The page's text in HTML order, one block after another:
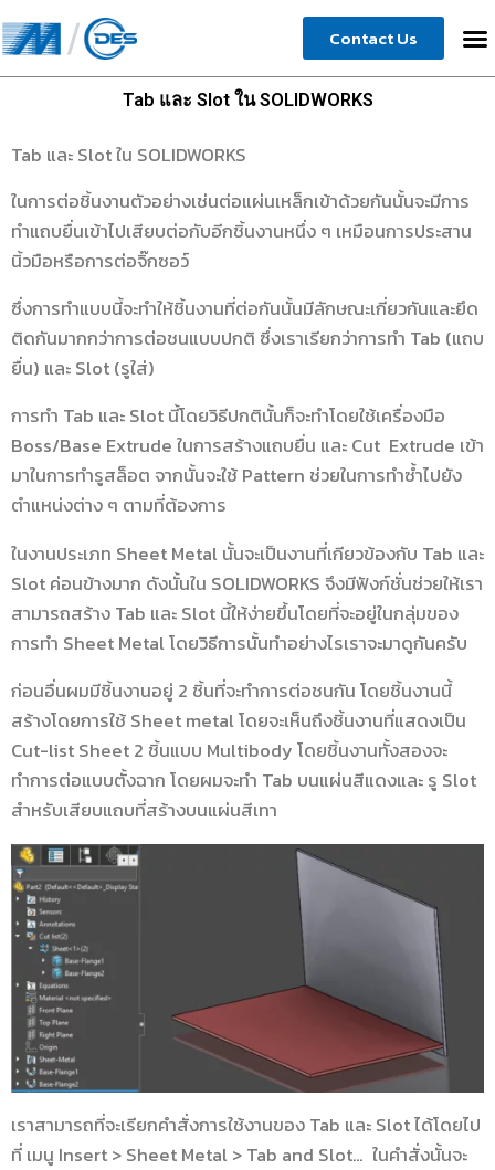
to
content
Contact Us
Tab และ Slot ใน SOLIDWORKS
Tab และ Slot ใน SOLIDWORKS
ในการต่อชิ้นงานตัวอย่างเช่นต่อแผ่นเหล็กเข้าด้วยกันนั้นจะมีการ
ทำแถบยื่นเข้าไปเสียบต่อกับอีกชิ้นงานหนึ่ง ๆ เหมือนการประสาน
นิ้วมือหรือการต่อจิ๊กซอว์
ซึ่งการทำแบบนี้จะทำให้ชิ้นงานที่ต่อกันนั้นมีลักษณะเกี่ยวกันและยึด
ติดกันมากกว่าการต่อชนแบบปกติ ซึ่งเราเรียกว่าการทำ Tab (แถบ
ยื่น) และ Slot (รูใส่)
การทำ Tab และ Slot นี้โดยวิธีปกตินั้นก็จะทำโดยใช้เครื่องมือ
Boss/Base Extrude ในการสร้างแถบยื่น และ Cut Extrude เข้า
มาในการทำรูสล็อต จากนั้นจะใช้ Pattern ช่วยในการทำซ้ำไปยัง
ตำแหน่งต่าง ๆ ตามที่ต้องการ
ในงานประเภท Sheet Metal นั้นจะเป็นงานที่เกียวข้องกับ Tab และ
Slot ค่อนข้างมาก ดังนั้นใน SOLIDWORKS จึงมีฟังก์ชั่นช่วยให้เรา
สามารถสร้าง Tab และ Slot นี้ให้ง่ายขึ้นโดยที่จะอยู่ในกลุ่มของ
การทำ Sheet Metal โดยวิธีการนั้นทำอย่างไรเราจะมาดูกันครับ
ก่อนอื่นผมมีชิ้นงานอยู่ 2 ชิ้นที่จะทำการต่อชนกัน โดยชิ้นงานนี้
สร้างโดยการใช้ Sheet metal โดยจะเห็นถึงชิ้นงานที่แสดงเป็น
Cut-list Sheet 2 ชิ้นแบบ Multibody โดยชิ้นงานทั้งสองจะ
ทำการต่อแบบตั้งฉาก โดยผมจะทำ Tab บนแผ่นสีแดงและ รู Slot
สำหรับเสียบแถบที่สร้างบนแผ่นสีเทา
เราสามารถที่จะเรียกคำสั่งการใช้งานของ Tab และ Slot ได้โดยไป
ที่ เมนู Insert > Sheet Metal > Tab and Slot… ในคำสั่งนั้นจะ